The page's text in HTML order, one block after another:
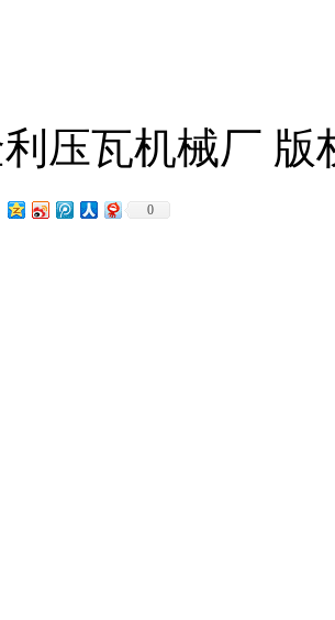
压瓦机械厂
0